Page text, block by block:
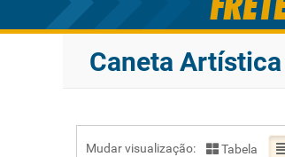
Caneta Artística
Mudar visualização: Tabela